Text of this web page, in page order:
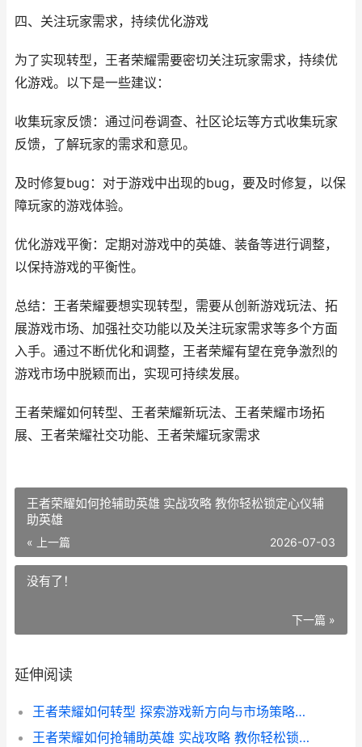
四、关注玩家需求，持续优化游戏
为了实现转型，王者荣耀需要密切关注玩家需求，持续优
化游戏。以下是一些建议：
收集玩家反馈：通过问卷调查、社区论坛等方式收集玩家
反馈，了解玩家的需求和意见。
及时修复bug：对于游戏中出现的bug，要及时修复，以保
障玩家的游戏体验。
优化游戏平衡：定期对游戏中的英雄、装备等进行调整，
以保持游戏的平衡性。
总结：王者荣耀要想实现转型，需要从创新游戏玩法、拓
展游戏市场、加强社交功能以及关注玩家需求等多个方面
入手。通过不断优化和调整，王者荣耀有望在竞争激烈的
游戏市场中脱颖而出，实现可持续发展。
王者荣耀如何转型、王者荣耀新玩法、王者荣耀市场拓
展、王者荣耀社交功能、王者荣耀玩家需求
王者荣耀如何抢辅助英雄 实战攻略 教你轻松锁定心仪辅
助英雄
« 上一篇 2026-07-03
没有了！
下一篇 »
延伸阅读
王者荣耀如何转型 探索游戏新方向与市场策略解析
王者荣耀如何抢辅助英雄 实战攻略 教你轻松锁定心仪辅助英雄